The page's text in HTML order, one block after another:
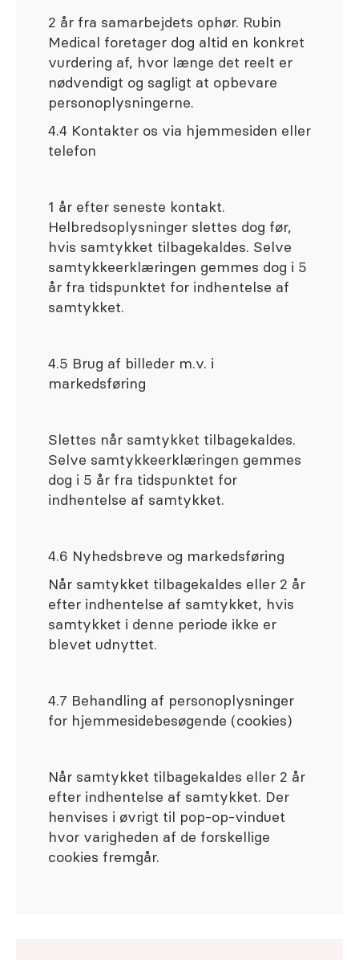
2 år fra samarbejdets ophør. Rubin
Medical foretager dog altid en konkret
vurdering af, hvor længe det reelt er
nødvendigt og sagligt at opbevare
personoplysningerne.
4.4 Kontakter os via hjemmesiden eller
telefon
1 år efter seneste kontakt.
Helbredsoplysninger slettes dog før,
hvis samtykket tilbagekaldes. Selve
samtykkeerklæringen gemmes dog i 5
år fra tidspunktet for indhentelse af
samtykket.
4.5 Brug af billeder m.v. i
markedsføring
Slettes når samtykket tilbagekaldes.
Selve samtykkeerklæringen gemmes
dog i 5 år fra tidspunktet for
indhentelse af samtykket.
4.6 Nyhedsbreve og markedsføring
Når samtykket tilbagekaldes eller 2 år
efter indhentelse af samtykket, hvis
samtykket i denne periode ikke er
blevet udnyttet.
4.7 Behandling af personoplysninger
for hjemmesidebesøgende (cookies)
Når samtykket tilbagekaldes eller 2 år
efter indhentelse af samtykket. Der
henvises i øvrigt til pop-op-vinduet
hvor varigheden af de forskellige
cookies fremgår.